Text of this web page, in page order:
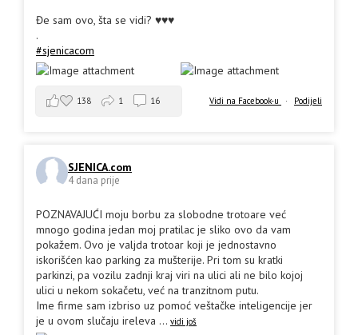
Đe sam ovo, šta se vidi? ♥️♥️♥️
.
#sjenicacom
Vidi na Facebook-u · Podijeli
138 1 16
SJENICA.com
4 dana prije
POZNAVAJUĆI moju borbu za slobodne trotoare već
mnogo godina jedan moj pratilac je sliko ovo da vam
pokažem. Ovo je valjda trotoar koji je jednostavno
iskorišćen kao parking za mušterije. Pri tom su kratki
parkinzi, pa vozilu zadnji kraj viri na ulici ali ne bilo kojoj
ulici u nekom sokačetu, već na tranzitnom putu.
Ime firme sam izbriso uz pomoć veštačke inteligencije jer
je u ovom slučaju ireleva ... vidi još